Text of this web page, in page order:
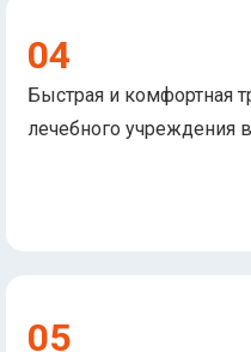
04
Быстрая и комфортная
лечебного учреждения
05